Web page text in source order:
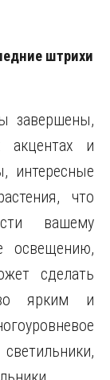
штрихи
завершены,
акцентах и
интересные
что
вашему
освещению,
сделать
ярким и